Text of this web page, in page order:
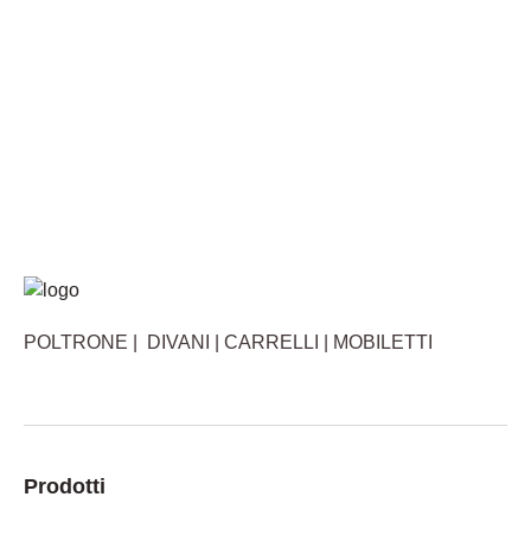
POLTRONE | DIVANI | CARRELLI | MOBILETTI
Prodotti